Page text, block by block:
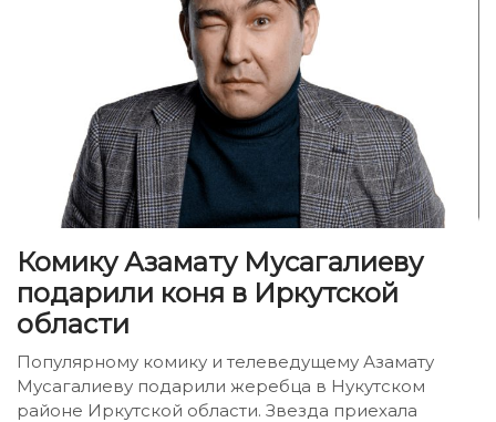
Комику Азамату Мусагалиеву
подарили коня в Иркутской
области
Популярному комику и телеведущему Азамату
Мусагалиеву подарили жеребца в Нукутском
районе Иркутской области. Звезда приехала